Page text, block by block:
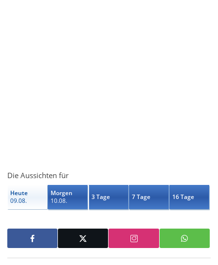
Die Aussichten für
Heute
09.08.
Morgen
10.08.
3 Tage 7 Tage 16 Tage